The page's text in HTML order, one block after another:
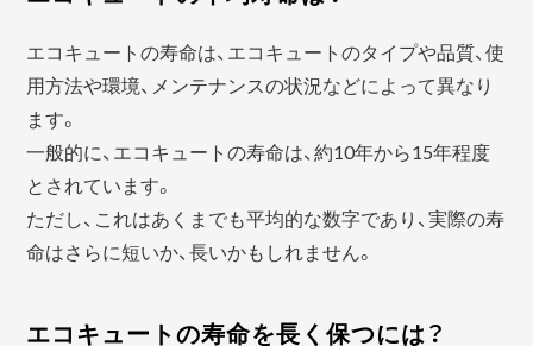
エコキュートの寿命は、エコキュートのタイプや品質、使
用方法や環境、メンテナンスの状況などによって異なり
ます。
一般的に、エコキュートの寿命は、約10年から15年程度
とされています。
ただし、これはあくまでも平均的な数字であり、実際の寿
命はさらに短いか、長いかもしれません。
エコキュートの寿命を長く保つには？